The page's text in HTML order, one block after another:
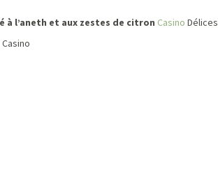
à l’aneth et aux zestes de citron Casino Délices